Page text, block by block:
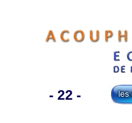
- 22 -